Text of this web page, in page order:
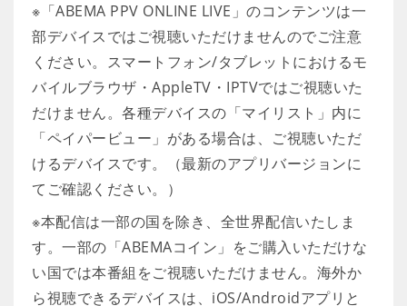
※「ABEMA PPV ONLINE LIVE」のコンテンツは一
部デバイスではご視聴いただけませんのでご注意
ください。スマートフォン/タブレットにおけるモ
バイルブラウザ・AppleTV・IPTVではご視聴いた
だけません。各種デバイスの「マイリスト」内に
「ペイパービュー」がある場合は、ご視聴いただ
けるデバイスです。（最新のアプリバージョンに
てご確認ください。）
※本配信は一部の国を除き、全世界配信いたしま
す。一部の「ABEMAコイン」をご購入いただけな
い国では本番組をご視聴いただけません。海外か
ら視聴できるデバイスは、iOS/Androidアプリと